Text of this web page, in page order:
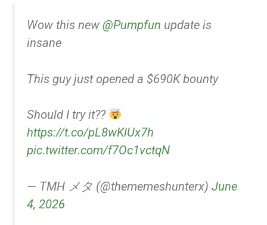
Wow this new @Pumpfun update is
insane
This guy just opened a $690K bounty
Should I try it??
https://t.co/pL8wKlUx7h
pic.twitter.com/f7Oc1vctqN
— TMH メタ (@thememeshunterx) June
4, 2026